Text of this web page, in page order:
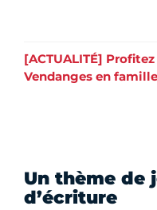
[ACTUALITÉ]
Vendanges en famille
Un thème de
d’écriture